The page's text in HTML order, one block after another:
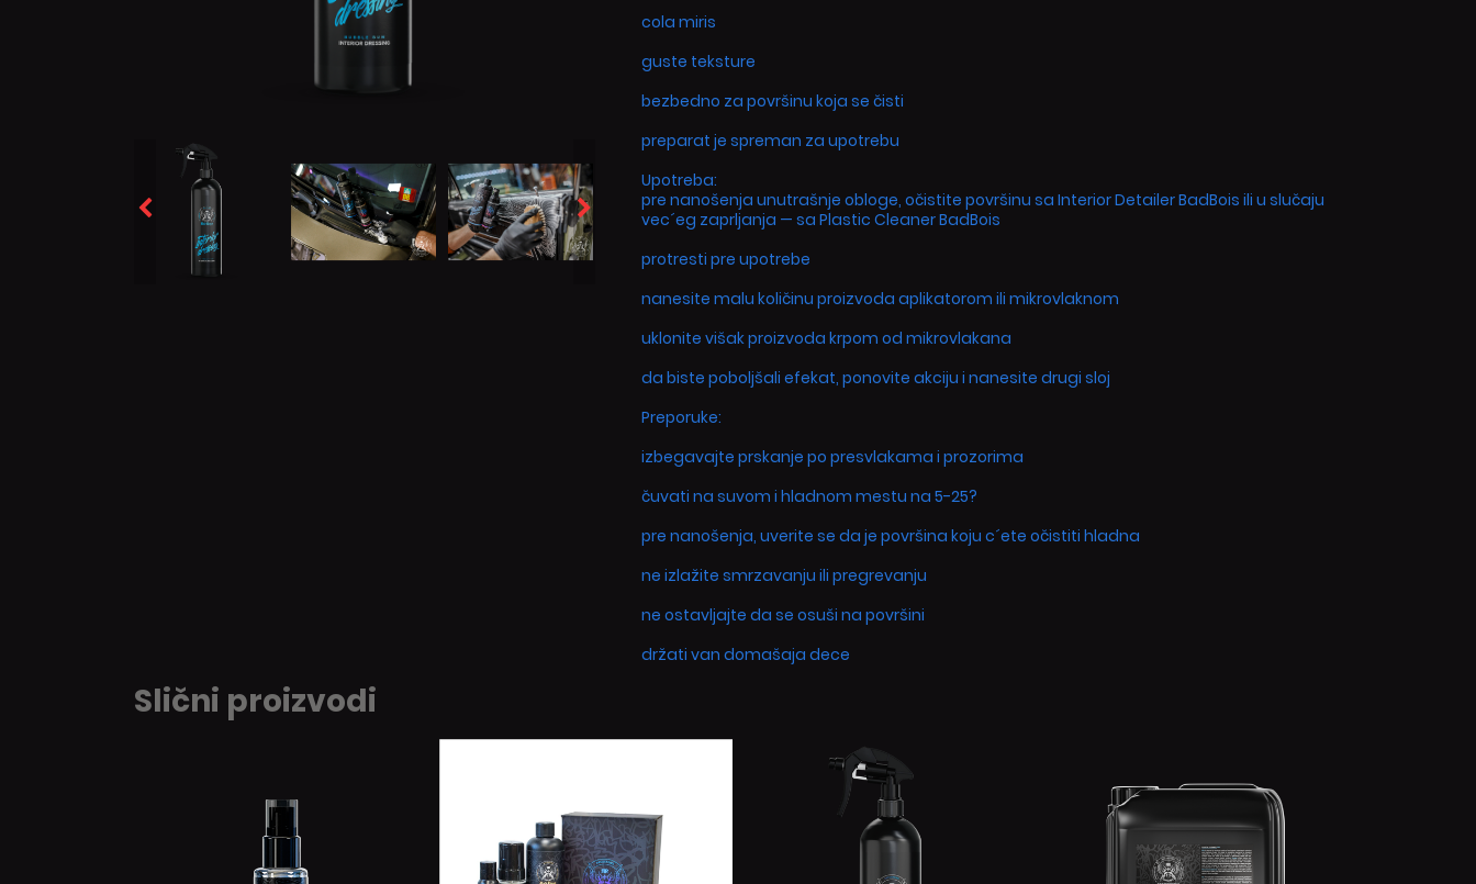
cola miris
guste teksture
bezbedno za površinu koja se čisti
preparat je spreman za upotrebu
Upotreba:
pre nanošenja unutrašnje obloge, očistite površinu sa Interior Detailer BadBois ili u slučaju
vec´eg zaprljanja — sa Plastic Cleaner BadBois
protresti pre upotrebe
nanesite malu količinu proizvoda aplikatorom ili mikrovlaknom
uklonite višak proizvoda krpom od mikrovlakana
da biste poboljšali efekat, ponovite akciju i nanesite drugi sloj
Preporuke:
izbegavajte prskanje po presvlakama i prozorima
čuvati na suvom i hladnom mestu na 5-25?
pre nanošenja, uverite se da je površina koju c´ete očistiti hladna
ne izlažite smrzavanju ili pregrevanju
ne ostavljajte da se osuši na površini
držati van domašaja dece
Slični proizvodi